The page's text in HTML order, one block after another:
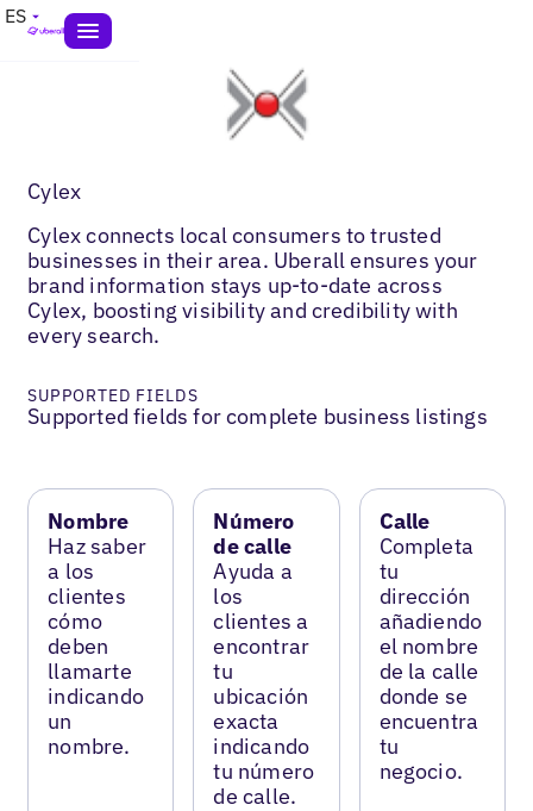
ES
Cylex
Cylex connects local consumers to trusted
businesses in their area. Uberall ensures your
brand information stays up-to-date across
Cylex, boosting visibility and credibility with
every search.
SUPPORTED FIELDS
Supported fields for complete business listings
Nombre
Haz saber
a los
clientes
cómo
deben
llamarte
indicando
un
nombre.
Número
de calle
Ayuda a
los
clientes a
encontrar
tu
ubicación
exacta
indicando
tu número
de calle.
Calle
Completa
tu
dirección
añadiendo
el nombre
de la calle
donde se
encuentra
tu
negocio.